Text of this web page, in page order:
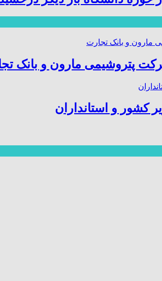
پتروشیمی مارون و بانک
کشور و استانداران